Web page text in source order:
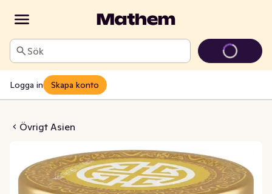
Sök
Logga in Skapa konto
Övrigt Asien